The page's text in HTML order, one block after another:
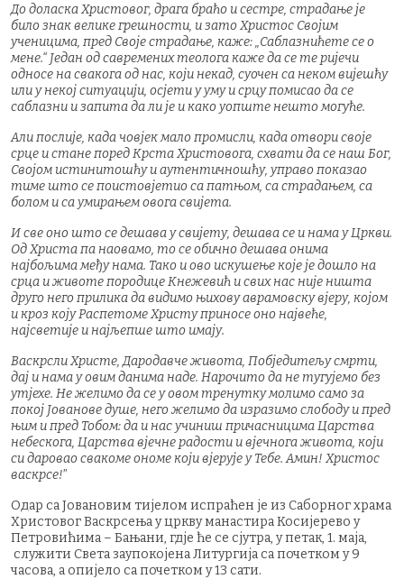
До доласка Христовог, драга браћо и сестре, страдање је
било знак велике грешности, и зато Христос Својим
ученицима, пред Своје страдање, каже: „Саблазнићете се о
мене.“ Један од савремених теолога каже да се те ријечи
односе на свакога од нас, који некад, суочен са неком вијешћу
или у некој ситуацији, осјети у уму и срцу помисао да се
саблазни и запита да ли је и како уопште нешто могуће.
Али послије, када човјек мало промисли, када отвори своје
срце и стане поред Крста Христовога, схвати да се наш Бог,
Својом истинитошћу и аутентичношћу, управо показао
тиме што се поистовјетио са патњом, са страдањем, са
болом и са умирањем овога свијета.
И све оно што се дешава у свијету, дешава се и нама у Цркви.
Од Христа па наовамо, то се обично дешава онима
најбољима међу нама. Тако и ово искушење које је дошло на
срца и животе породице Кнежевић и свих нас није ништа
друго него прилика да видимо њихову аврамовску вјеру, којом
и кроз коју Распетоме Христу приносе оно највеће,
најсветије и најљепше што имају.
Васкрсли Христе, Дародавче живота, Побједитељу смрти,
дај и нама у овим данима наде. Нарочито да не тугујемо без
утјехе. Не желимо да се у овом тренутку молимо само за
покој Јованове душе, него желимо да изразимо слободу и пред
њим и пред Тобом: да и нас учиниш причасницима Царства
небескога, Царства вјечне радости и вјечнога живота, који
си даровао свакоме ономе који вјерује у Тебе. Амин! Христос
васкрсе!”
Одар са Јовановим тијелом испраћен је из Саборног храма
Христовог Васкрсења у цркву манастира Косијерево у
Петровићима – Бањани, гдје ће се сјутра, у петак, 1. маја,
служити Света заупокојена Литургија са почетком у 9
часова, а опијело са почетком у 13 сати.